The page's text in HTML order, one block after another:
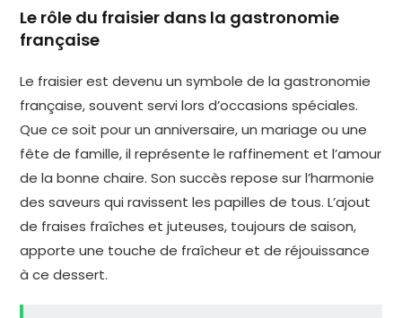
Le rôle du fraisier dans la gastronomie
française
Le fraisier est devenu un symbole de la gastronomie
française, souvent servi lors d’occasions spéciales.
Que ce soit pour un anniversaire, un mariage ou une
fête de famille, il représente le raffinement et l’amour
de la bonne chaire. Son succès repose sur l’harmonie
des saveurs qui ravissent les papilles de tous. L’ajout
de fraises fraîches et juteuses, toujours de saison,
apporte une touche de fraîcheur et de réjouissance
à ce dessert.